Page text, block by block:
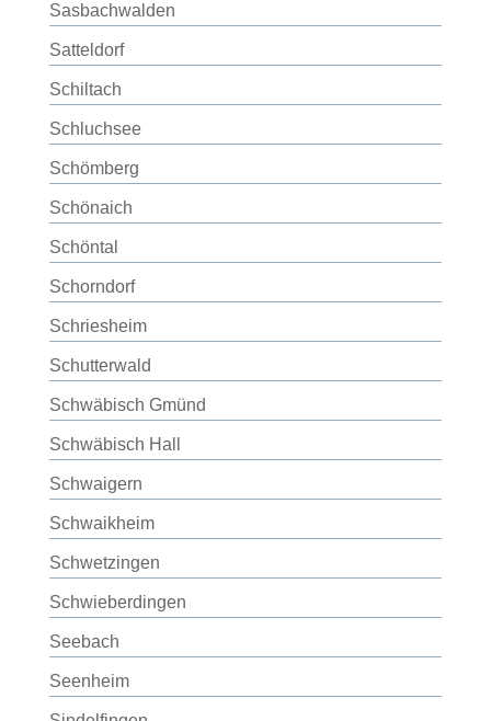
Sasbachwalden
Satteldorf
Schiltach
Schluchsee
Schömberg
Schönaich
Schöntal
Schorndorf
Schriesheim
Schutterwald
Schwäbisch Gmünd
Schwäbisch Hall
Schwaigern
Schwaikheim
Schwetzingen
Schwieberdingen
Seebach
Seenheim